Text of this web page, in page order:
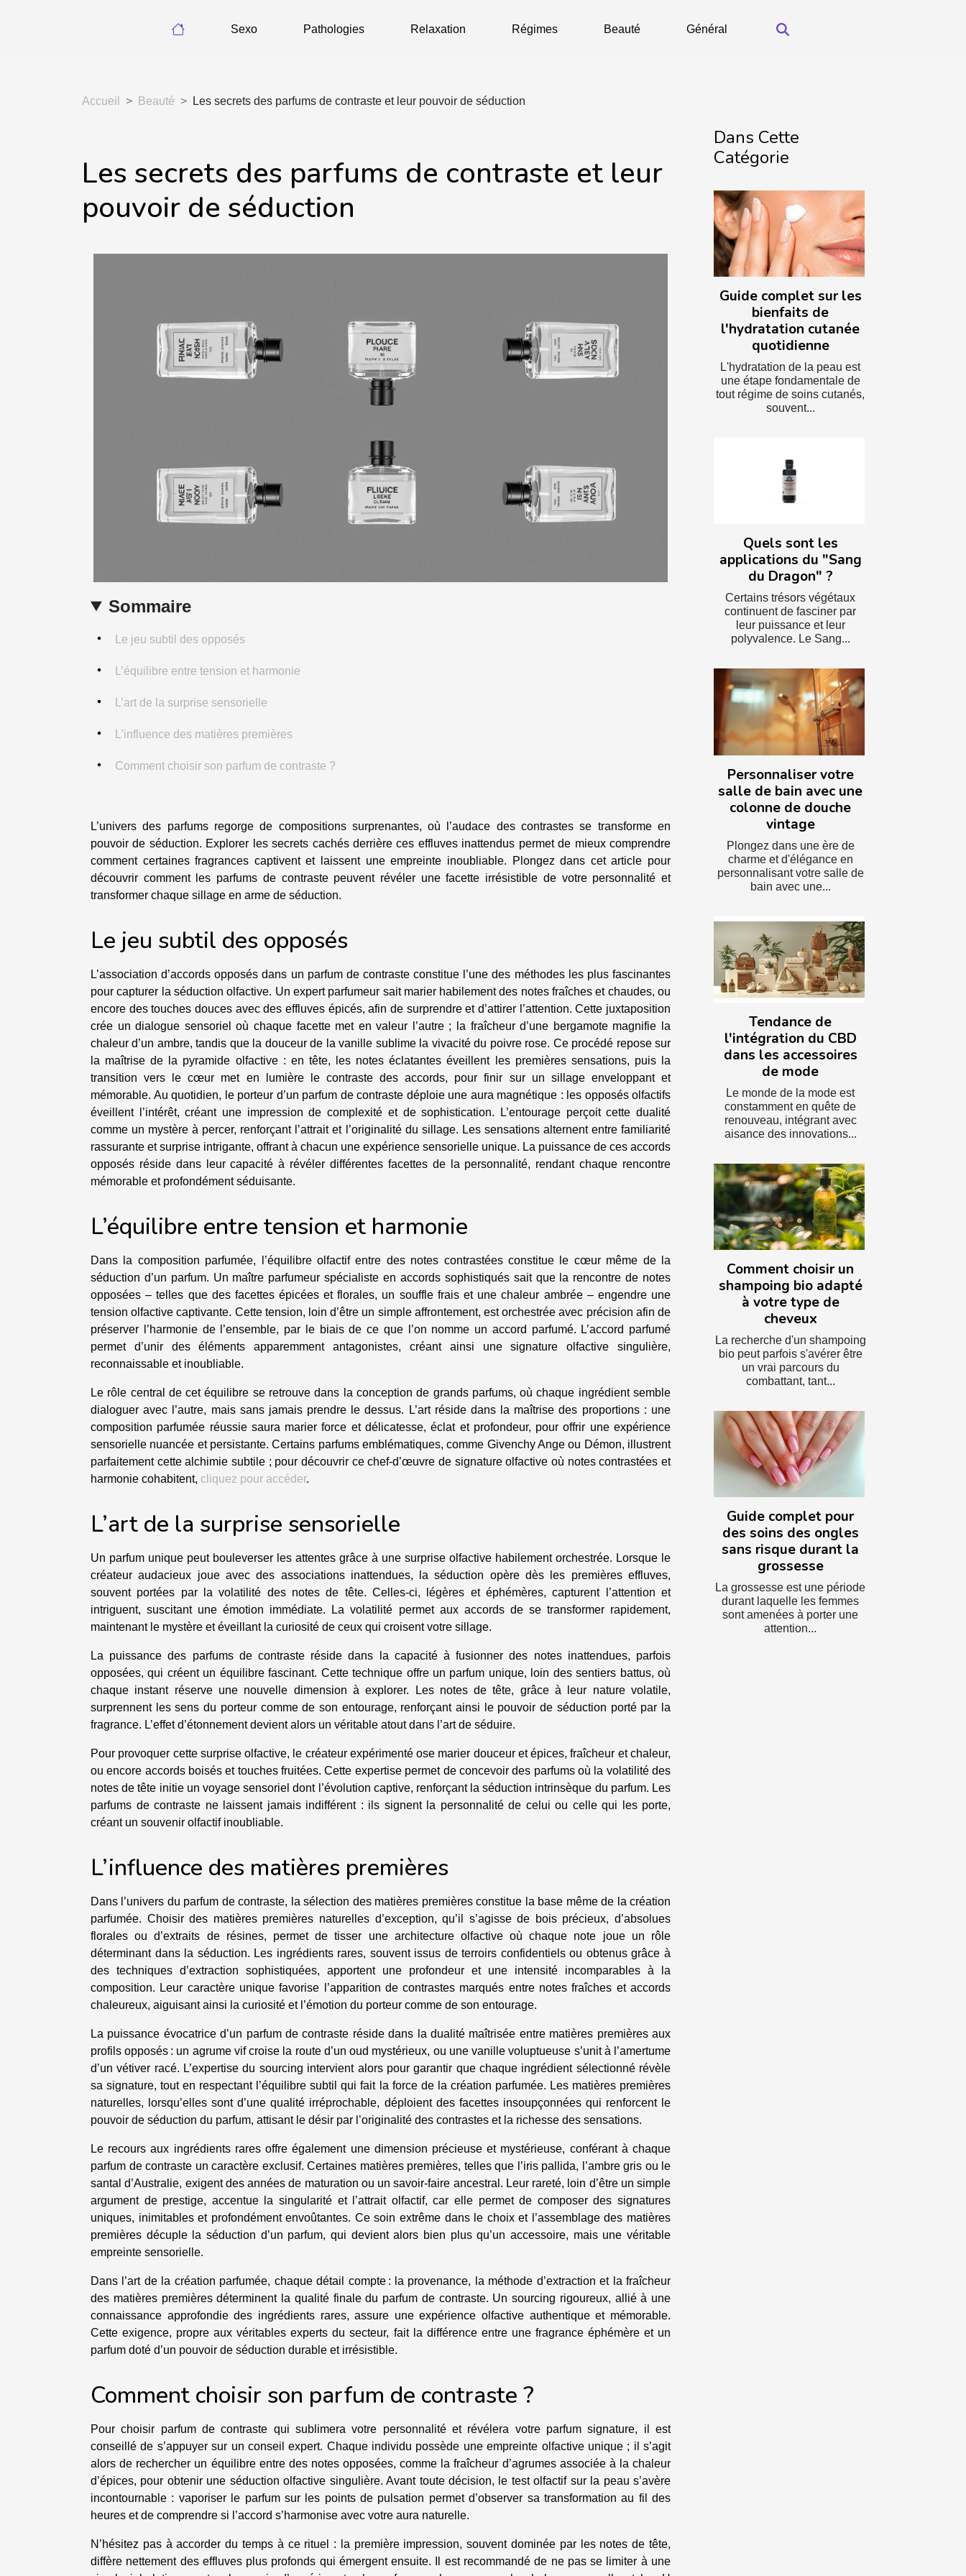
Sexo Pathologies Relaxation Régimes Beauté Général
Accueil Beauté Les secrets des parfums de contraste et leur pouvoir de séduction
Les secrets des parfums de contraste et leur
pouvoir de séduction
Sommaire
Le jeu subtil des opposés
L’équilibre entre tension et harmonie
L’art de la surprise sensorielle
L’influence des matières premières
Comment choisir son parfum de contraste ?
L’univers des parfums regorge de compositions surprenantes, où l’audace des contrastes se transforme en
pouvoir de séduction. Explorer les secrets cachés derrière ces effluves inattendus permet de mieux comprendre
comment certaines fragrances captivent et laissent une empreinte inoubliable. Plongez dans cet article pour
découvrir comment les parfums de contraste peuvent révéler une facette irrésistible de votre personnalité et
transformer chaque sillage en arme de séduction.
Le jeu subtil des opposés
L’association d’accords opposés dans un parfum de contraste constitue l’une des méthodes les plus fascinantes
pour capturer la séduction olfactive. Un expert parfumeur sait marier habilement des notes fraîches et chaudes, ou
encore des touches douces avec des effluves épicés, afin de surprendre et d’attirer l’attention. Cette juxtaposition
crée un dialogue sensoriel où chaque facette met en valeur l’autre ; la fraîcheur d’une bergamote magnifie la
chaleur d’un ambre, tandis que la douceur de la vanille sublime la vivacité du poivre rose. Ce procédé repose sur
la maîtrise de la pyramide olfactive : en tête, les notes éclatantes éveillent les premières sensations, puis la
transition vers le cœur met en lumière le contraste des accords, pour finir sur un sillage enveloppant et
mémorable. Au quotidien, le porteur d’un parfum de contraste déploie une aura magnétique : les opposés olfactifs
éveillent l’intérêt, créant une impression de complexité et de sophistication. L’entourage perçoit cette dualité
comme un mystère à percer, renforçant l’attrait et l’originalité du sillage. Les sensations alternent entre familiarité
rassurante et surprise intrigante, offrant à chacun une expérience sensorielle unique. La puissance de ces accords
opposés réside dans leur capacité à révéler différentes facettes de la personnalité, rendant chaque rencontre
mémorable et profondément séduisante.
L’équilibre entre tension et harmonie
Dans la composition parfumée, l’équilibre olfactif entre des notes contrastées constitue le cœur même de la
séduction d’un parfum. Un maître parfumeur spécialiste en accords sophistiqués sait que la rencontre de notes
opposées – telles que des facettes épicées et florales, un souffle frais et une chaleur ambrée – engendre une
tension olfactive captivante. Cette tension, loin d’être un simple affrontement, est orchestrée avec précision afin de
préserver l’harmonie de l’ensemble, par le biais de ce que l’on nomme un accord parfumé. L’accord parfumé
permet d’unir des éléments apparemment antagonistes, créant ainsi une signature olfactive singulière,
reconnaissable et inoubliable.
Le rôle central de cet équilibre se retrouve dans la conception de grands parfums, où chaque ingrédient semble
dialoguer avec l’autre, mais sans jamais prendre le dessus. L’art réside dans la maîtrise des proportions : une
composition parfumée réussie saura marier force et délicatesse, éclat et profondeur, pour offrir une expérience
sensorielle nuancée et persistante. Certains parfums emblématiques, comme Givenchy Ange ou Démon, illustrent
parfaitement cette alchimie subtile ; pour découvrir ce chef-d’œuvre de signature olfactive où notes contrastées et
harmonie cohabitent, cliquez pour accéder.
L’art de la surprise sensorielle
Un parfum unique peut bouleverser les attentes grâce à une surprise olfactive habilement orchestrée. Lorsque le
créateur audacieux joue avec des associations inattendues, la séduction opère dès les premières effluves,
souvent portées par la volatilité des notes de tête. Celles-ci, légères et éphémères, capturent l’attention et
intriguent, suscitant une émotion immédiate. La volatilité permet aux accords de se transformer rapidement,
maintenant le mystère et éveillant la curiosité de ceux qui croisent votre sillage.
La puissance des parfums de contraste réside dans la capacité à fusionner des notes inattendues, parfois
opposées, qui créent un équilibre fascinant. Cette technique offre un parfum unique, loin des sentiers battus, où
chaque instant réserve une nouvelle dimension à explorer. Les notes de tête, grâce à leur nature volatile,
surprennent les sens du porteur comme de son entourage, renforçant ainsi le pouvoir de séduction porté par la
fragrance. L’effet d’étonnement devient alors un véritable atout dans l’art de séduire.
Pour provoquer cette surprise olfactive, le créateur expérimenté ose marier douceur et épices, fraîcheur et chaleur,
ou encore accords boisés et touches fruitées. Cette expertise permet de concevoir des parfums où la volatilité des
notes de tête initie un voyage sensoriel dont l’évolution captive, renforçant la séduction intrinsèque du parfum. Les
parfums de contraste ne laissent jamais indifférent : ils signent la personnalité de celui ou celle qui les porte,
créant un souvenir olfactif inoubliable.
L’influence des matières premières
Dans l’univers du parfum de contraste, la sélection des matières premières constitue la base même de la création
parfumée. Choisir des matières premières naturelles d’exception, qu’il s’agisse de bois précieux, d’absolues
florales ou d’extraits de résines, permet de tisser une architecture olfactive où chaque note joue un rôle
déterminant dans la séduction. Les ingrédients rares, souvent issus de terroirs confidentiels ou obtenus grâce à
des techniques d’extraction sophistiquées, apportent une profondeur et une intensité incomparables à la
composition. Leur caractère unique favorise l’apparition de contrastes marqués entre notes fraîches et accords
chaleureux, aiguisant ainsi la curiosité et l’émotion du porteur comme de son entourage.
La puissance évocatrice d’un parfum de contraste réside dans la dualité maîtrisée entre matières premières aux
profils opposés : un agrume vif croise la route d’un oud mystérieux, ou une vanille voluptueuse s’unit à l’amertume
d’un vétiver racé. L’expertise du sourcing intervient alors pour garantir que chaque ingrédient sélectionné révèle
sa signature, tout en respectant l’équilibre subtil qui fait la force de la création parfumée. Les matières premières
naturelles, lorsqu’elles sont d’une qualité irréprochable, déploient des facettes insoupçonnées qui renforcent le
pouvoir de séduction du parfum, attisant le désir par l’originalité des contrastes et la richesse des sensations.
Le recours aux ingrédients rares offre également une dimension précieuse et mystérieuse, conférant à chaque
parfum de contraste un caractère exclusif. Certaines matières premières, telles que l’iris pallida, l’ambre gris ou le
santal d’Australie, exigent des années de maturation ou un savoir-faire ancestral. Leur rareté, loin d’être un simple
argument de prestige, accentue la singularité et l’attrait olfactif, car elle permet de composer des signatures
uniques, inimitables et profondément envoûtantes. Ce soin extrême dans le choix et l’assemblage des matières
premières décuple la séduction d’un parfum, qui devient alors bien plus qu’un accessoire, mais une véritable
empreinte sensorielle.
Dans l’art de la création parfumée, chaque détail compte : la provenance, la méthode d’extraction et la fraîcheur
des matières premières déterminent la qualité finale du parfum de contraste. Un sourcing rigoureux, allié à une
connaissance approfondie des ingrédients rares, assure une expérience olfactive authentique et mémorable.
Cette exigence, propre aux véritables experts du secteur, fait la différence entre une fragrance éphémère et un
parfum doté d’un pouvoir de séduction durable et irrésistible.
Comment choisir son parfum de contraste ?
Pour choisir parfum de contraste qui sublimera votre personnalité et révélera votre parfum signature, il est
conseillé de s’appuyer sur un conseil expert. Chaque individu possède une empreinte olfactive unique ; il s’agit
alors de rechercher un équilibre entre des notes opposées, comme la fraîcheur d’agrumes associée à la chaleur
d’épices, pour obtenir une séduction olfactive singulière. Avant toute décision, le test olfactif sur la peau s’avère
incontournable : vaporiser le parfum sur les points de pulsation permet d’observer sa transformation au fil des
heures et de comprendre si l’accord s’harmonise avec votre aura naturelle.
N’hésitez pas à accorder du temps à ce rituel : la première impression, souvent dominée par les notes de tête,
diffère nettement des effluves plus profonds qui émergent ensuite. Il est recommandé de ne pas se limiter à une
Dans Cette
Catégorie
Guide complet sur les
bienfaits de
l'hydratation cutanée
quotidienne
L'hydratation de la peau est
une étape fondamentale de
tout régime de soins cutanés,
souvent...
Quels sont les
applications du "Sang
du Dragon" ?
Certains trésors végétaux
continuent de fasciner par
leur puissance et leur
polyvalence. Le Sang...
Personnaliser votre
salle de bain avec une
colonne de douche
vintage
Plongez dans une ère de
charme et d'élégance en
personnalisant votre salle de
bain avec une...
Tendance de
l'intégration du CBD
dans les accessoires
de mode
Le monde de la mode est
constamment en quête de
renouveau, intégrant avec
aisance des innovations...
Comment choisir un
shampoing bio adapté
à votre type de
cheveux
La recherche d'un shampoing
bio peut parfois s'avérer être
un vrai parcours du
combattant, tant...
Guide complet pour
des soins des ongles
sans risque durant la
grossesse
La grossesse est une période
durant laquelle les femmes
sont amenées à porter une
attention...